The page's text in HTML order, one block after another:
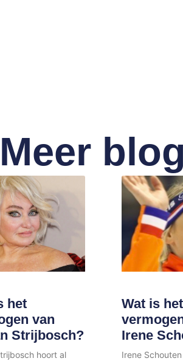
Meer
het
van
Strijbosch?
hoort al
Wat is het
Irene
Irene